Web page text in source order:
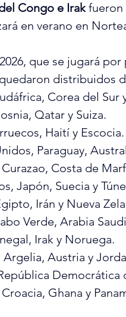
Congo e Irak fueron
en verano en
que se jugará
distribuidos
Corea del Sur
Qatar y Suiza.
Haití y Escocia.
Paraguay,
Costa de
Japón, Suecia y
Irán y Nueva
Verde, Arabia
Irak y Noruega.
Austria y
Ghana y